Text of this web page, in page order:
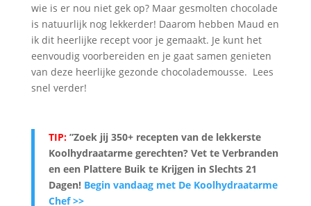
wie is er nou niet gek op? Maar gesmolten chocolade
is natuurlijk nog lekkerder! Daarom hebben Maud en
ik dit heerlijke recept voor je gemaakt. Je kunt het
eenvoudig voorbereiden en je gaat samen genieten
van deze heerlijke gezonde chocolademousse. Lees
snel verder!
TIP:”Zoek jij 350+ recepten van de lekkerste
Koolhydraatarme gerechten? Vet te Verbranden
en een Plattere Buik te Krijgen in Slechts 21
Dagen! Begin vandaag met De Koolhydraatarme
Chef >>